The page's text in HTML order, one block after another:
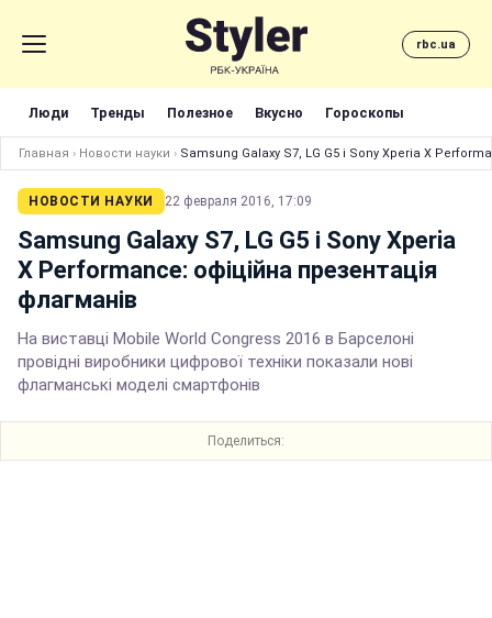
rbc.ua
Люди Тренды Полезное Вкусно Гороскопы
Главная › Новости науки › Samsung Galaxy S7, LG G5 і Sony Xperia X
НОВОСТИ НАУКИ 22 февраля 2016, 17:09
Samsung Galaxy S7, LG G5 і Sony Xperia
X Performance: офіційна презентація
флагманів
На виставці Mobile World Congress 2016 в Барселоні
провідні виробники цифрової техніки показали нові
флагманські моделі смартфонів
Поделиться: